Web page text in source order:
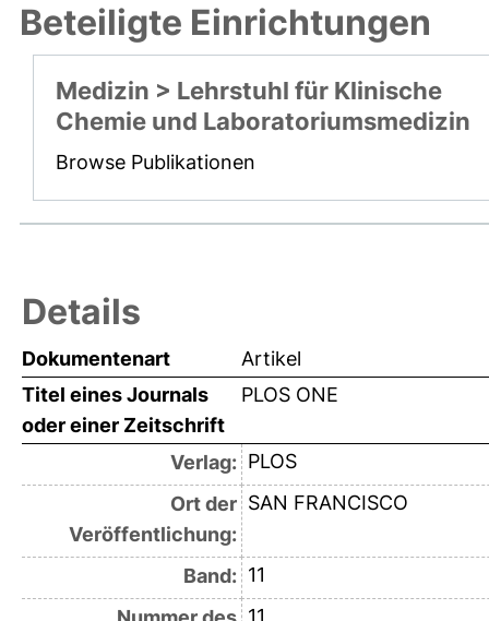
Beteiligte Einrichtungen
Medizin > Lehrstuhl für Klinische
Chemie und Laboratoriumsmedizin
Browse Publikationen
Details
Dokumentenart
Artikel
Titel eines Journals
oder einer Zeitschrift
PLOS ONE
Verlag: PLOS
Ort der
Veröffentlichung:
SAN FRANCISCO
Band: 11
11